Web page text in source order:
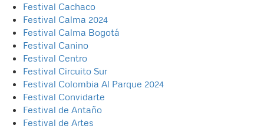
Festival Cachaco
Festival Calma 2024
Festival Calma Bogotá
Festival Canino
Festival Centro
Festival Circuito Sur
Festival Colombia Al Parque 2024
Festival Convidarte
Festival de Antaño
Festival de Artes